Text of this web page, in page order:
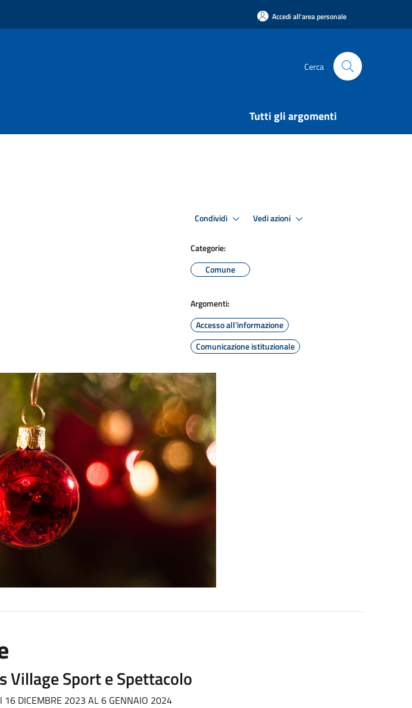
Accedi all'area personale
Cerca
Tutti gli argomenti
Condividi Vedi azioni
Categorie:
Comune
Argomenti:
Accesso all'informazione
Comunicazione istituzionale
Village Sport e Spettacolo
DICEMBRE 2023 AL 6 GENNAIO 2024